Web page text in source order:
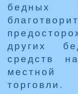
бедных
других
средств
местной
торговли.